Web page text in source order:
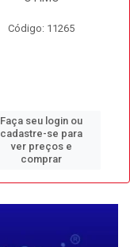
Código: 11265
Faça seu login ou
cadastre-se para
ver preços e
comprar